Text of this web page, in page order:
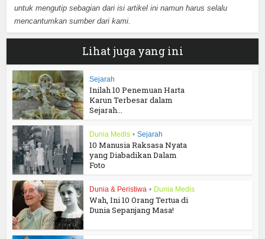
untuk mengutip sebagian dari isi artikel ini namun harus selalu
mencantumkan sumber dari kami.
Lihat juga yang ini
Sejarah
Inilah 10 Penemuan Harta
Karun Terbesar dalam
Sejarah...
Dunia Medis • Sejarah
10 Manusia Raksasa Nyata
yang Diabadikan Dalam
Foto
Dunia & Peristiwa • Dunia Medis
Wah, Ini 10 Orang Tertua di
Dunia Sepanjang Masa!